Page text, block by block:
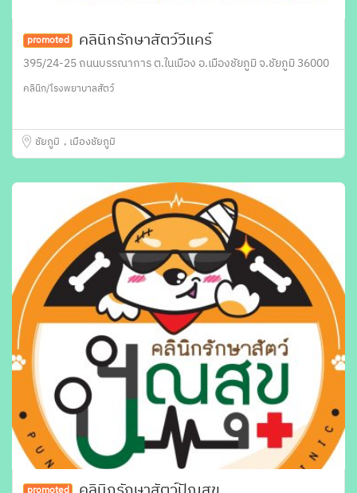
promoted คลินิกรักษาสัตว์วีแคร์
395/24-25 ถนนบรรณาการ ต.ในเมือง อ.เมืองชัยภูมิ จ.ชัยภูมิ 36000
คลินิก/โรงพยาบาลสัตว์
ชัยภูมิ เมืองชัยภูมิ